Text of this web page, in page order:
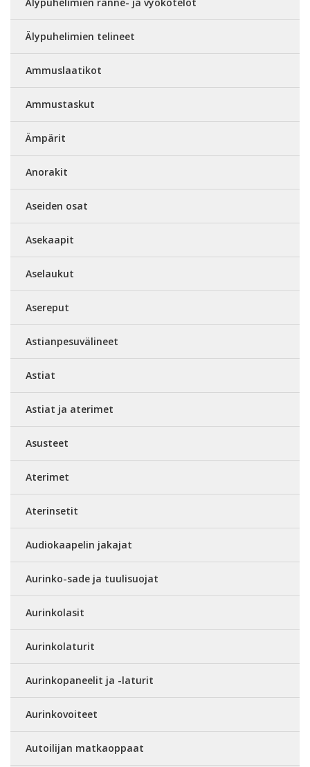
Älypuhelimien telineet
Ammuslaatikot
Ammustaskut
Ämpärit
Anorakit
Aseiden osat
Asekaapit
Aselaukut
Asereput
Astianpesuvälineet
Astiat
Astiat ja aterimet
Asusteet
Aterimet
Aterinsetit
Audiokaapelin jakajat
Aurinko-sade ja tuulisuojat
Aurinkolasit
Aurinkolaturit
Aurinkopaneelit ja -laturit
Aurinkovoiteet
Autoilijan matkaoppaat